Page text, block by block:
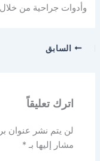
وأدوات جراحية من
السابق
اترك تعليقاً
لن يتم نشر عنوان
مشار إليها بـ*